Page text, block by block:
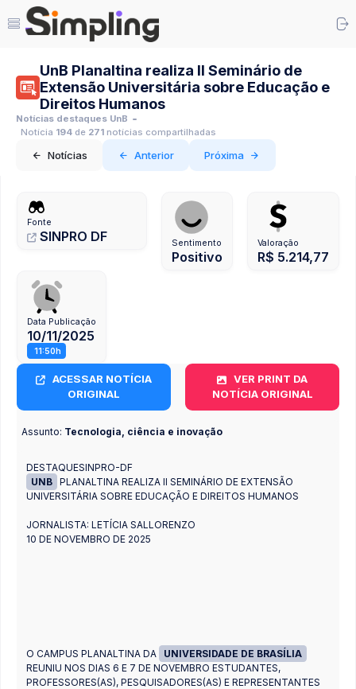
UnB Planaltina realiza II Seminário de
Extensão Universitária sobre Educação e
Direitos Humanos
Notícias destaques UnB
Notícia 194 de 271 notícias compartilhadas
Notícias Anterior Próxima
Fonte
SINPRO DF Sentimento
Positivo
Valoração
R$ 5.214,77
Data Publicação
10/11/2025
11:50h
ACESSAR NOTÍCIA
ORIGINAL
VER PRINT DA
NOTÍCIA ORIGINAL
Assunto: Tecnologia, ciência e inovação
DESTAQUESINPRO-DF
UNB PLANALTINA REALIZA II SEMINÁRIO DE EXTENSÃO
UNIVERSITÁRIA SOBRE EDUCAÇÃO E DIREITOS HUMANOS
JORNALISTA: LETÍCIA SALLORENZO
10 DE NOVEMBRO DE 2025
O CAMPUS PLANALTINA DA
UNIVERSIDADE DE BRASÍLIA
REUNIU NOS DIAS 6 E 7 DE NOVEMBRO ESTUDANTES,
PROFESSORES(AS), PESQUISADORES(AS) E REPRESENTANTES